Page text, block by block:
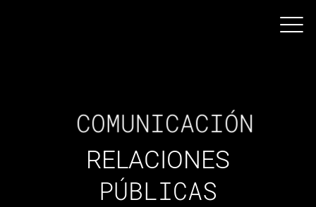
COMUNICACIÓN
RELACIONES
PÚBLICAS